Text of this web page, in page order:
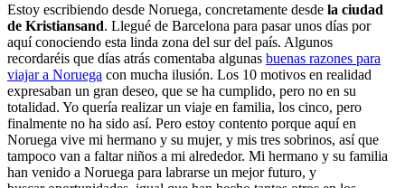
Estoy escribiendo desde Noruega, concretamente desde la ciudad
de Kristiansand. Llegué de Barcelona para pasar unos días por
aquí conociendo esta linda zona del sur del país. Algunos
recordaréis que días atrás comentaba algunas buenas razones para
viajar a Noruega con mucha ilusión. Los 10 motivos en realidad
expresaban un gran deseo, que se ha cumplido, pero no en su
totalidad. Yo quería realizar un viaje en familia, los cinco, pero
finalmente no ha sido así. Pero estoy contento porque aquí en
Noruega vive mi hermano y su mujer, y mis tres sobrinos, así que
tampoco van a faltar niños a mi alrededor. Mi hermano y su familia
han venido a Noruega para labrarse un mejor futuro, y